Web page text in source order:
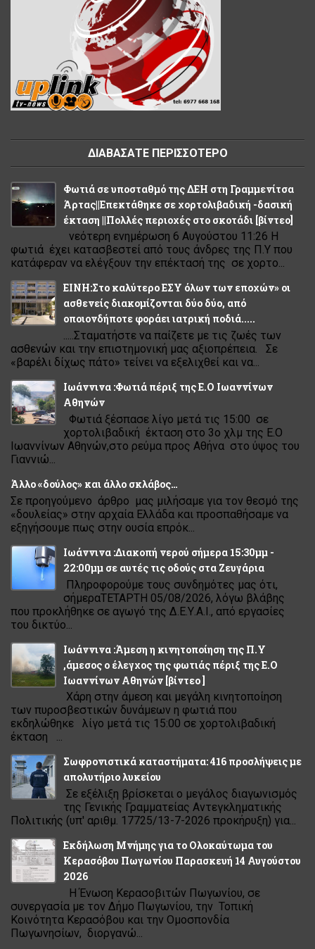
ΔΙΑΒΑΣΑΤΕ ΠΕΡΙΣΣΟΤΕΡΟ
Φωτιά σε υποσταθμό της ΔΕΗ στη Γραμμενίτσα
Άρτας||Επεκτάθηκε σε χορτολιβαδική -δασική
έκταση ||Πολλές περιοχές στο σκοτάδι [βίντεο]
νεότερη ενημέρωση 6 Αυγούστου 11:26 Η
φωτιά έχει κατασβεστεί από τους άνδρες της Π.Υ που
κατάφεραν να ελέγξουν την επέκτασή της σε χορτο...
ΕΙΝΗ:Στο καλύτερο ΕΣΥ όλων των εποχών» οι
ασθενείς διακομίζονται δύο δύο, από
οποιονδήποτε φοράει ιατρική ποδιά.....
.....Σταματήστε να παίζετε με τις ζωές των
ασθενών και την επιστημονική μας αξιοπρέπεια. Σε
«βαρέλι δίχως πάτο» τείνει να εξελιχθεί και να...
Ιωάννινα :Φωτιά πέριξ της Ε.Ο Ιωαννίνων
Αθηνών
Φωτιά ξέσπασε λίγο μετά τις 15:00 σε
χορτολιβαδική έκταση στο 3ο χλμ της Ε.Ο
Ιωαννίνων Αθηνών,στο ρεύμα προς Αθήνα στο ύψος του
Γιαννιώ...
Άλλο «δούλος» και άλλο σκλάβος…
Σε προηγούμενο άρθρο μας μιλήσαμε για τον θεσμό της
«δουλείας» στην αρχαία Ελλάδα και προσπαθήσαμε να
εξηγήσουμε πως στην ουσία επρόκ...
Ιωάννινα :Διακοπή νερού σήμερα 15:30μμ -
22:00μμ σε αυτές τις οδούς στα Ζευγάρια
Πληροφορούμε τους συνδημότες μας ότι,
σήμεραΤΕΤΑΡΤΗ 05/08/2026, λόγω βλάβης
που προκλήθηκε σε αγωγό της Δ.Ε.Υ.Α.Ι., από εργασίες
του δικτύο...
Ιωάννινα :Άμεση η κινητοποίηση της Π.Υ
,άμεσος ο έλεγχος της φωτιάς πέριξ της Ε.Ο
Ιωαννίνων Αθηνών [βίντεο ]
Χάρη στην άμεση και μεγάλη κινητοποίηση
των πυροσβεστικών δυνάμεων η φωτιά που
εκδηλώθηκε λίγο μετά τις 15:00 σε χορτολιβαδική
έκταση ...
Σωφρονιστικά καταστήματα: 416 προσλήψεις με
απολυτήριο λυκείου
Σε εξέλιξη βρίσκεται ο μεγάλος διαγωνισμός
της Γενικής Γραμματείας Αντεγκληματικής
Πολιτικής (υπ' αριθμ. 17725/13-7-2026 προκήρυξη) για...
Εκδήλωση Μνήμης για το Ολοκαύτωμα του
Κερασόβου Πωγωνίου Παρασκευή 14 Αυγούστου
2026
Η Ένωση Κερασοβιτών Πωγωνίου, σε
συνεργασία με τον Δήμο Πωγωνίου, την Τοπική
Κοινότητα Κερασόβου και την Ομοσπονδία
Πωγωνησίων, διοργανώ...